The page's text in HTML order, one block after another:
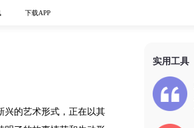
下载APP
兴的艺术形式，正在以其
实用工具